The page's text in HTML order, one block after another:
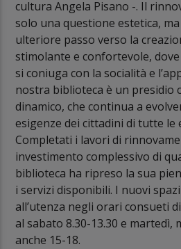
cultura Angela Pisano -. Il
solo una questione estetica,
ulteriore passo verso la
stimolante e confortevole,
si coniuga con la socialità e
nostra biblioteca è un presidio
dinamico, che continua a
esigenze dei cittadini di tutte le
Completati i lavori di
investimento complessivo di
biblioteca ha ripreso la sua
i servizi disponibili. I nuovi
all’utenza negli orari consueti
al sabato 8.30-13.30 e martedì,
anche 15-18.